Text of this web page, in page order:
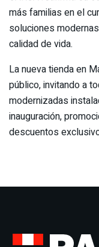
más familias en el
soluciones
calidad de vida.
La nueva tienda en
público, invitando a
modernizadas
inauguración,
descuentos